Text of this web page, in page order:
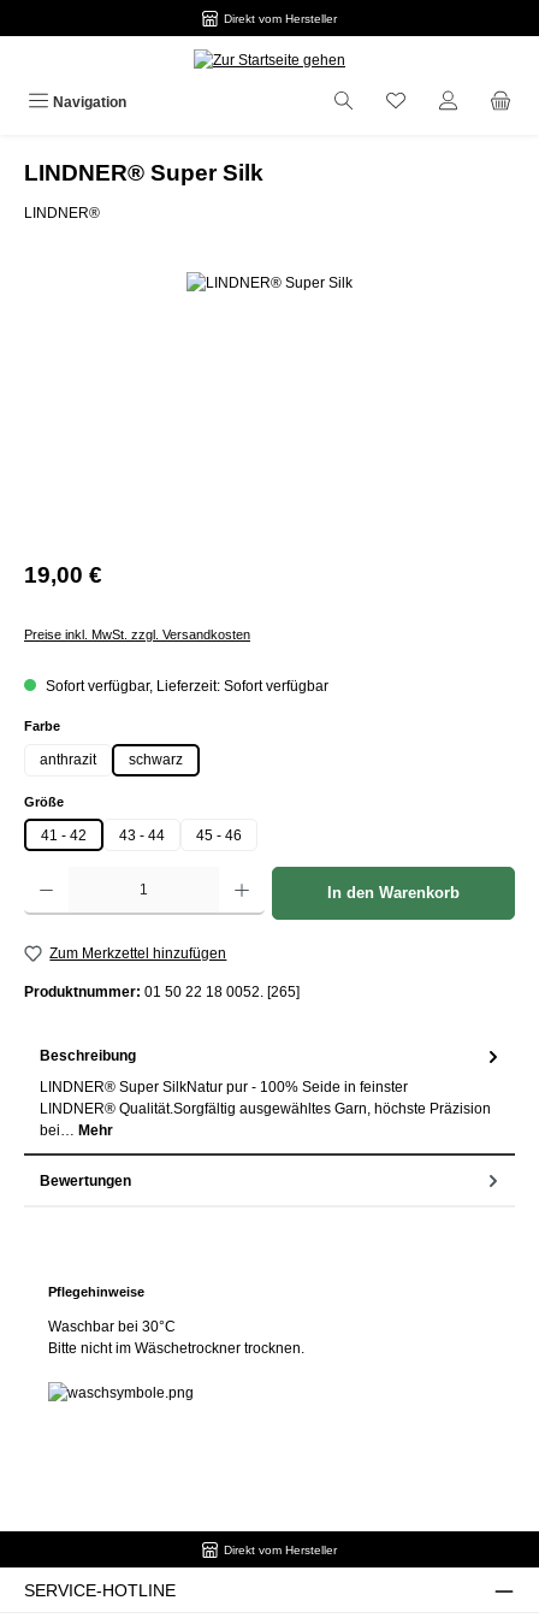
Direkt vom Hersteller
Navigation
LINDNER® Super Silk
LINDNER®
Bildergalerie überspringen
19,00 €
Preise inkl. MwSt. zzgl. Versandkosten
Sofort verfügbar, Lieferzeit: Sofort verfügbar
Farbeauswählen
anthrazit schwarz
Größeauswählen
41 - 42 43 - 44 45 - 46
Produkt Anzahl: Gib den gewünschten Wert ein oder benutze die Schaltflächen um die
In den Warenkorb
Zum Merkzettel hinzufügen
Produktnummer: 01 50 22 18 0052. [265]
Beschreibung
LINDNER® Super SilkNatur pur - 100% Seide in feinster
LINDNER® Qualität.Sorgfältig ausgewähltes Garn, höchste Präzision
bei… Mehr
Bewertungen
Pflegehinweise
Waschbar bei 30°C
Bitte nicht im Wäschetrockner trocknen.
Direkt vom Hersteller
SERVICE-HOTLINE